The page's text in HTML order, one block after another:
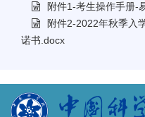
附件1-考生操作手册-
附件2-2022年秋季入
诺书.docx